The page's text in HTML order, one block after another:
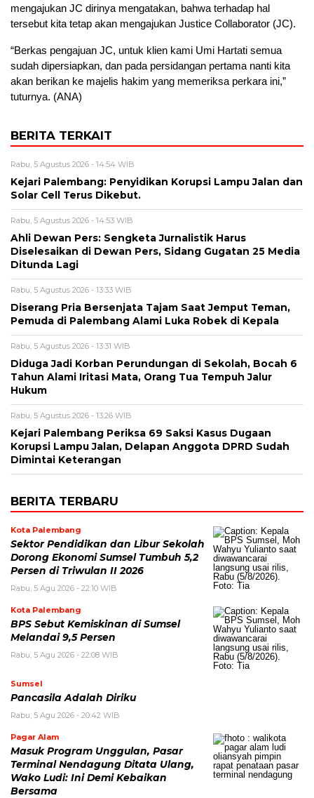
mengajukan JC dirinya mengatakan, bahwa terhadap hal
tersebut kita tetap akan mengajukan Justice Collaborator (JC).
“Berkas pengajuan JC, untuk klien kami Umi Hartati semua
sudah dipersiapkan, dan pada persidangan pertama nanti kita
akan berikan ke majelis hakim yang memeriksa perkara ini,”
tuturnya. (ANA)
BERITA TERKAIT
Rabu, 5 Agustus 2026 - 14:54 WIB
Kejari Palembang: Penyidikan Korupsi Lampu Jalan dan
Solar Cell Terus Dikebut.
Rabu, 5 Agustus 2026 - 14:53 WIB
Ahli Dewan Pers: Sengketa Jurnalistik Harus
Diselesaikan di Dewan Pers, Sidang Gugatan 25 Media
Ditunda Lagi
Rabu, 5 Agustus 2026 - 13:33 WIB
Diserang Pria Bersenjata Tajam Saat Jemput Teman,
Pemuda di Palembang Alami Luka Robek di Kepala
Rabu, 5 Agustus 2026 - 13:31 WIB
Diduga Jadi Korban Perundungan di Sekolah, Bocah 6
Tahun Alami Iritasi Mata, Orang Tua Tempuh Jalur
Hukum
Rabu, 5 Agustus 2026 - 13:26 WIB
Kejari Palembang Periksa 69 Saksi Kasus Dugaan
Korupsi Lampu Jalan, Delapan Anggota DPRD Sudah
Dimintai Keterangan
BERITA TERBARU
Kota Palembang
Sektor Pendidikan dan Libur Sekolah
Dorong Ekonomi Sumsel Tumbuh 5,2
Persen di Triwulan II 2026
Rabu, 5 Agu 2026 - 22:10 WIB
Kota Palembang
BPS Sebut Kemiskinan di Sumsel
Melandai 9,5 Persen
Rabu, 5 Agu 2026 - 22:08 WIB
Sumsel
Pancasila Adalah Diriku
Rabu, 5 Agu 2026 - 20:42 WIB
Pagar Alam
Masuk Program Unggulan, Pasar
Terminal Nendagung Ditata Ulang,
Wako Ludi: Ini Demi Kebaikan
Bersama